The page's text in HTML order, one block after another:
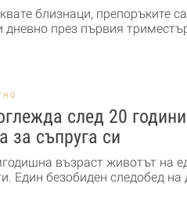
близнаци, препоръките
дневно през първия триместър,
след 20
за съпруга си
възраст животът на
Един безобиден следобед на